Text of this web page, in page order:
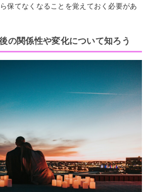
保てなくなることを覚えておく必要があ
の関係性や変化について知ろう